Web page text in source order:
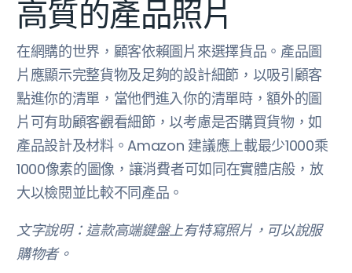
高質的產品照片
在網購的世界，顧客依賴圖片來選擇貨品。產品圖
片應顯示完整貨物及足夠的設計細節，以吸引顧客
點進你的清單，當他們進入你的清單時，額外的圖
片可有助顧客觀看細節，以考慮是否購買貨物，如
產品設計及材料。Amazon 建議應上載最少1000乘
1000像素的圖像，讓消費者可如同在實體店般，放
大以檢閱並比較不同產品。
文字說明：這款高端鍵盤上有特寫照片，可以說服
購物者。